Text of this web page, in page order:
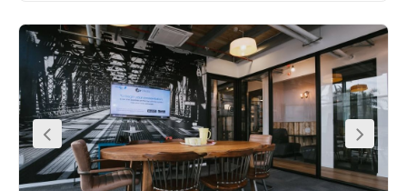
restaurants, cafes, bars and other public interest
hotspots where you can entertain clients. In addition, the
location couldn’t be more convenient for commutes. The
centre is a five-minute walk from the train and a five-
minute drive from the Ayalon Highway. The bus stop is
right on the building, and you can find the Eyewear
Museum, the Habima Theatre and the Charles Bronfman
Auditorium close by.